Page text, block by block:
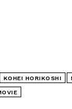
KOHEI HORIKOSHI